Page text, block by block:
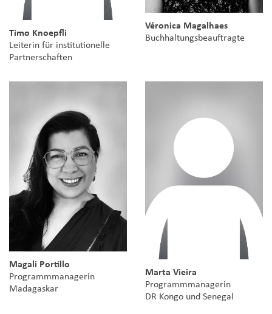
Timo Knoepfli
Leiterin für institutionelle
Partnerschaften
Véronica Magalhaes
Buchhaltungsbeauftragte
Magali Portillo
Programmmanagerin
Madagaskar
Marta Vieira
Programmmanagerin
DR Kongo und Senegal